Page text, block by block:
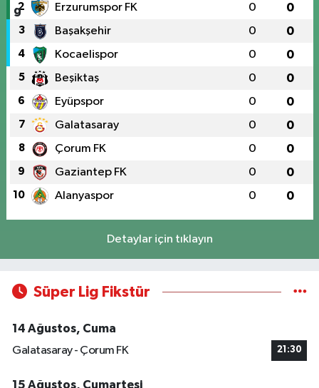
2 Erzurumspor FK 0 0
3 Başakşehir 0 0
4 Kocaelispor 0 0
5 Beşiktaş 0 0
6 Eyüpspor 0 0
7 Galatasaray 0 0
8 Çorum FK 0 0
9 Gaziantep FK 0 0
10 Alanyaspor 0 0
Detaylar için tıklayın
Süper Lig Fikstür
14 Ağustos, Cuma
Galatasaray - Çorum FK
21:30
15 Ağustos, Cumartesi